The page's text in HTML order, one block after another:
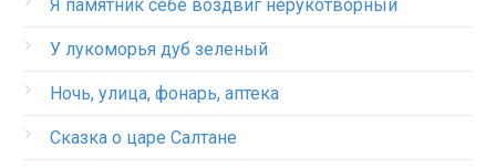
Я памятник себе воздвиг нерукотворный
У лукоморья дуб зеленый
Ночь, улица, фонарь, аптека
Сказка о царе Салтане